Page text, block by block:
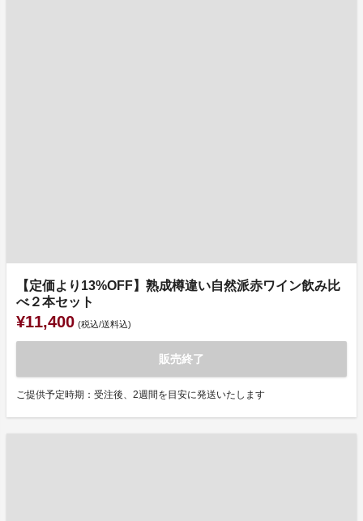
【定価より13%OFF】熟成樽違い自然派赤ワイン飲み比
べ２本セット
¥11,400 (税込/送料込)
販売終了
ご提供予定時期：受注後、2週間を目安に発送いたします